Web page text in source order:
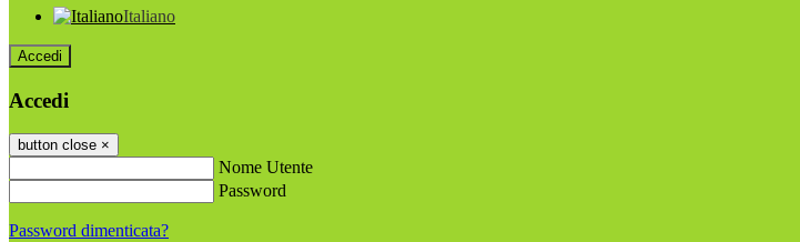
Italiano
Accedi
Accedi
button close ×
Nome Utente
Password
Password dimenticata?